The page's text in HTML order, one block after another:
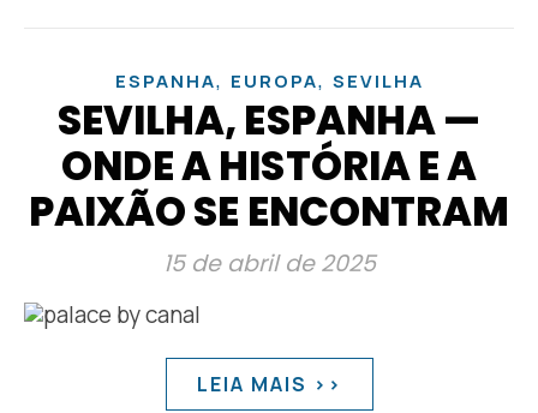
ESPANHA, EUROPA, SEVILHA
SEVILHA, ESPANHA —
ONDE A HISTÓRIA E A
PAIXÃO SE ENCONTRAM
15 de abril de 2025
LEIA MAIS >>